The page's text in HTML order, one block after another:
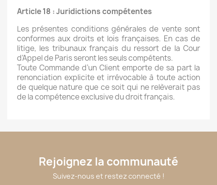
Article 18 : Juridictions compétentes
Les présentes conditions générales de vente sont
conformes aux droits et lois françaises. En cas de
litige, les tribunaux français du ressort de la Cour
d’Appel de Paris seront les seuls compétents.
Toute Commande d’un Client emporte de sa part la
renonciation explicite et irrévocable à toute action
de quelque nature que ce soit qui ne relèverait pas
de la compétence exclusive du droit français.
Rejoignez la communauté
Suivez-nous et restez connecté !